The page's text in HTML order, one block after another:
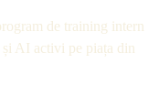
de training intern
și AI activi pe piața din